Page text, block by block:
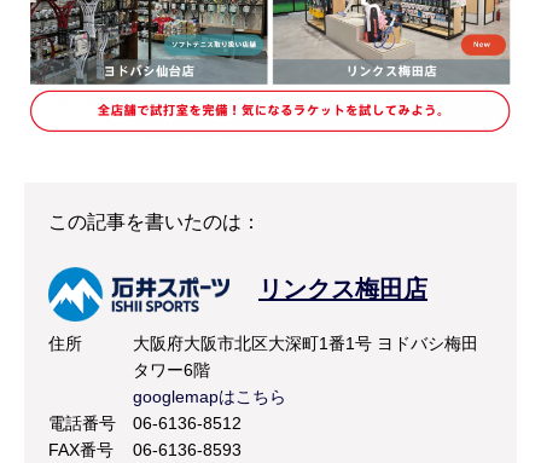
この記事を書いたのは：
リンクス梅田店
住所
大阪府大阪市北区大深町1番1号 ヨドバシ梅田
タワー6階
googlemapはこちら
電話番号
06-6136-8512
FAX番号
06-6136-8593